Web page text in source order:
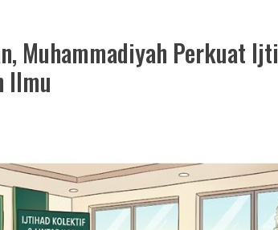
Muhammadiyah Perkuat
Ilmu